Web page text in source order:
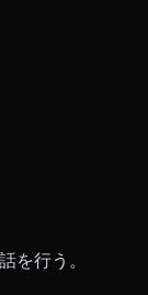
を行う。